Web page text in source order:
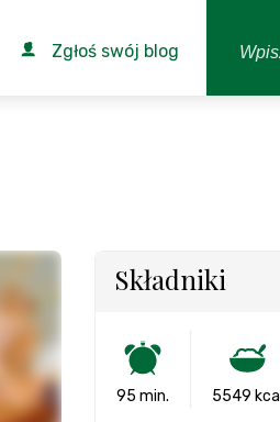
Zgłoś swój blog
Składniki
95 min. 5549 kcal